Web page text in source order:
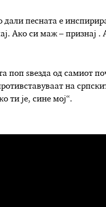
дали песната е
Ако си маж – признај
поп ѕвезда од самиот
на
ти је, сине мој“.